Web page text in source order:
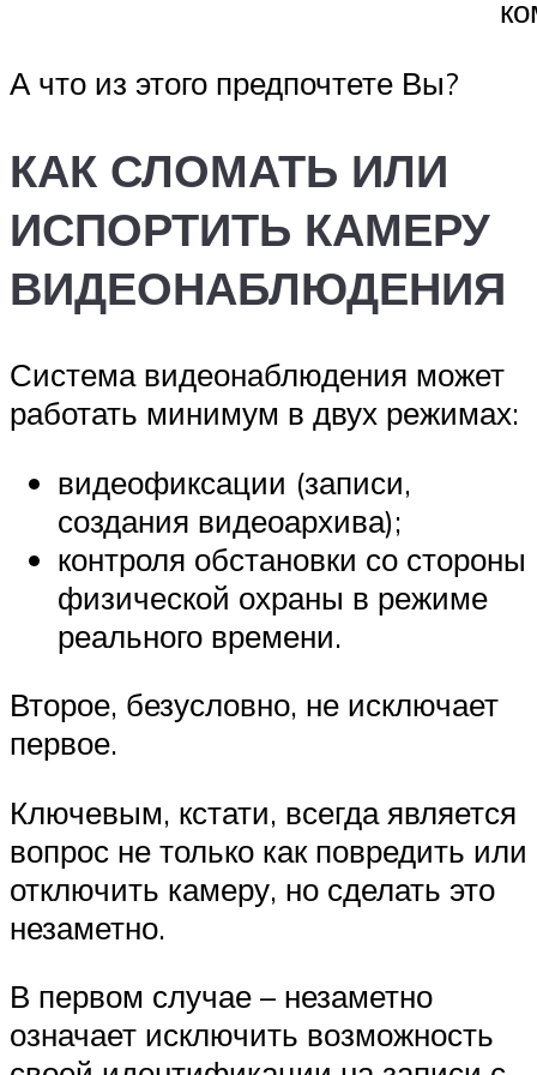
А что из этого предпочтете Вы?
КАК СЛОМАТЬ ИЛИ
ИСПОРТИТЬ КАМЕРУ
ВИДЕОНАБЛЮДЕНИЯ
Система видеонаблюдения может
работать минимум в двух режимах:
видеофиксации (записи,
создания видеоархива);
контроля обстановки со стороны
физической охраны в режиме
реального времени.
Второе, безусловно, не исключает
первое.
Ключевым, кстати, всегда является
вопрос не только как повредить или
отключить камеру, но сделать это
незаметно.
В первом случае – незаметно
означает исключить возможность